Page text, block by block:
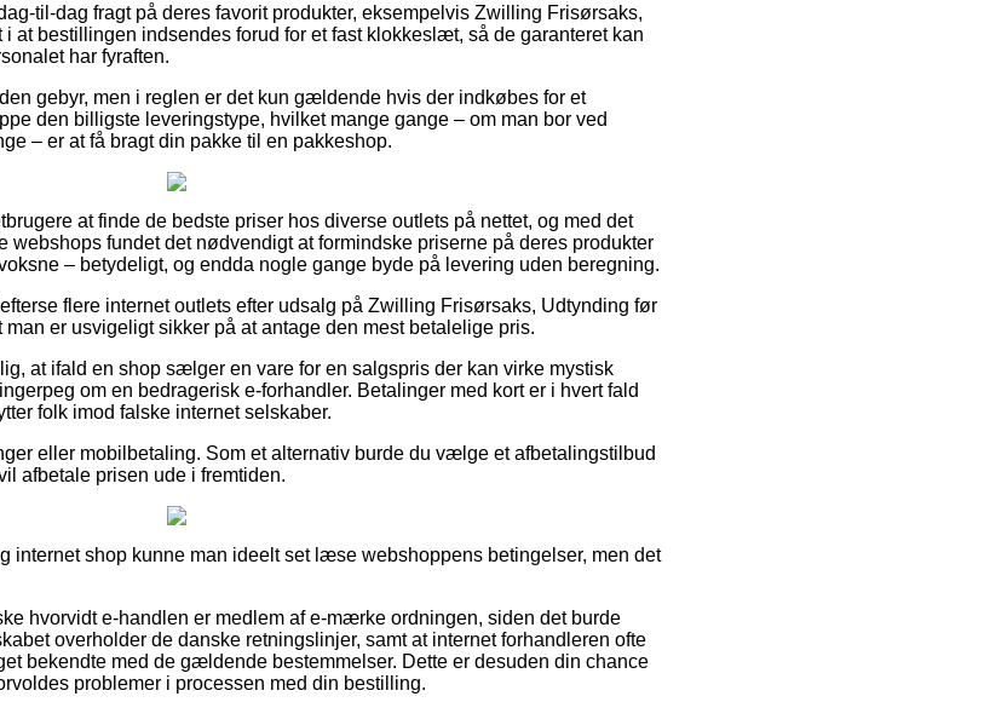
til-dag fragt på deres favorit produkter, eksempelvis Zwilling Frisørsaks,
at bestillingen indsendes forud for et fast klokkeslæt, så de garanteret kan
har fyraften.
gebyr, men i reglen er det kun gældende hvis der indkøbes for et
den billigste leveringstype, hvilket mange gange – om man bor ved
– er at få bragt din pakke til en pakkeshop.
at finde de bedste priser hos diverse outlets på nettet, og med det
webshops fundet det nødvendigt at formindske priserne på deres produkter
– betydeligt, og endda nogle gange byde på levering uden beregning.
flere internet outlets efter udsalg på Zwilling Frisørsaks, Udtynding før
er usvigeligt sikker på at antage den mest betalelige pris.
at ifald en shop sælger en vare for en salgspris der kan virke mystisk
om en bedragerisk e-forhandler. Betalinger med kort er i hvert fald
folk imod falske internet selskaber.
eller mobilbetaling. Som et alternativ burde du vælge et afbetalingstilbud
afbetale prisen ude i fremtiden.
internet shop kunne man ideelt set læse webshoppens betingelser, men det
hvorvidt e-handlen er medlem af e-mærke ordningen, siden det burde
overholder de danske retningslinjer, samt at internet forhandleren ofte
bekendte med de gældende bestemmelser. Dette er desuden din chance
problemer i processen med din bestilling.